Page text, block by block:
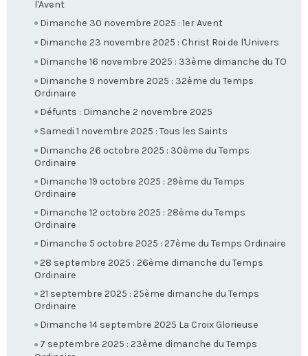
l'Avent
Dimanche 30 novembre 2025 : 1er Avent
Dimanche 23 novembre 2025 : Christ Roi de l'Univers
Dimanche 16 novembre 2025 : 33ème dimanche du TO
Dimanche 9 novembre 2025 : 32ème du Temps
Ordinaire
Défunts : Dimanche 2 novembre 2025
Samedi 1 novembre 2025 : Tous les Saints
Dimanche 26 octobre 2025 : 30ème du Temps
Ordinaire
Dimanche 19 octobre 2025 : 29ème du Temps
Ordinaire
Dimanche 12 octobre 2025 : 28ème du Temps
Ordinaire
Dimanche 5 octobre 2025 : 27ème du Temps Ordinaire
28 septembre 2025 : 26ème dimanche du Temps
Ordinaire
21 septembre 2025 : 25ème dimanche du Temps
Ordinaire
Dimanche 14 septembre 2025 La Croix Glorieuse
7 septembre 2025 : 23ème dimanche du Temps